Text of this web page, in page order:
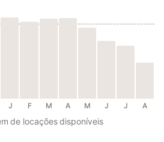
J F M A M J J A
de locações disponíveis